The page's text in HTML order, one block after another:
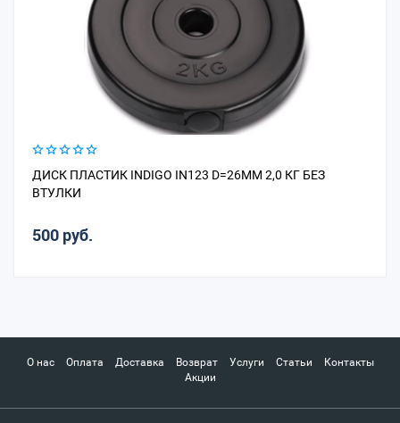
ДИСК ПЛАСТИК INDIGO IN123 D=26ММ 2,0 КГ БЕЗ
ВТУЛКИ
500 руб.
О нас Оплата Доставка Возврат Услуги Статьи
Контакты
Акции